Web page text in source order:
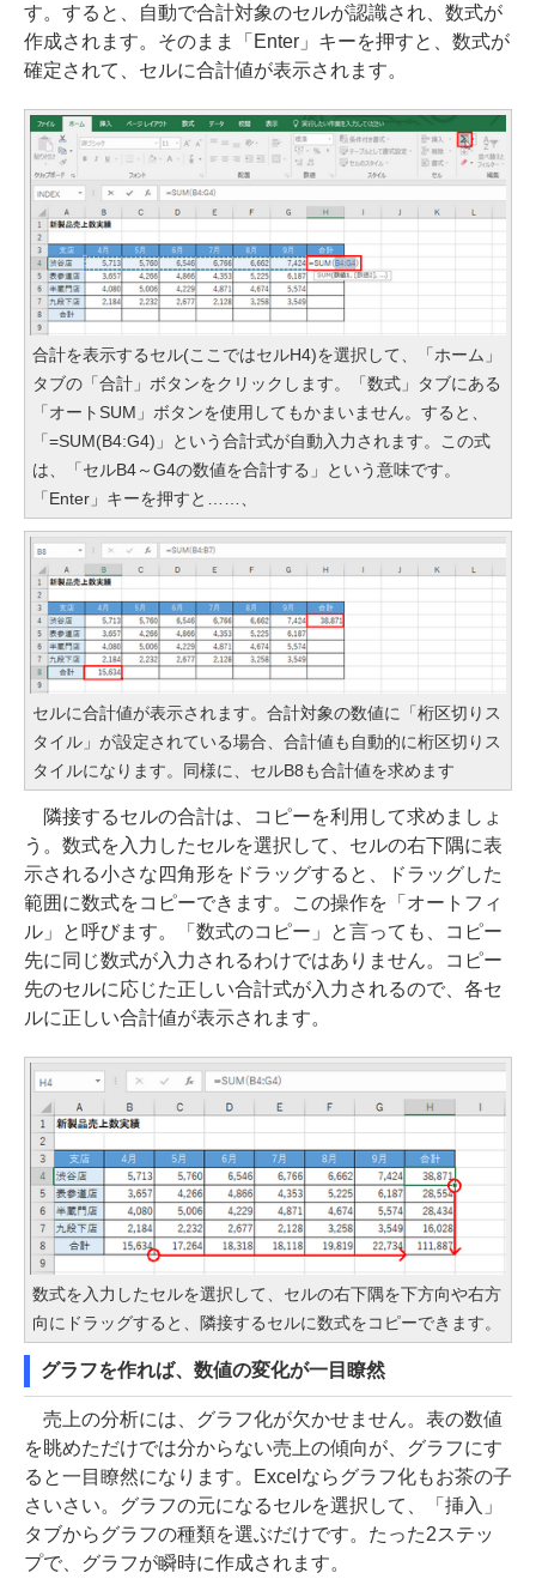
す。すると、自動で合計対象のセルが認識され、数式が
作成されます。そのまま「Enter」キーを押すと、数式が
確定されて、セルに合計値が表示されます。
合計を表示するセル(ここではセルH4)を選択して、「ホーム」
タブの「合計」ボタンをクリックします。「数式」タブにある
「オートSUM」ボタンを使用してもかまいません。すると、
「=SUM(B4:G4)」という合計式が自動入力されます。この式
は、「セルB4～G4の数値を合計する」という意味です。
「Enter」キーを押すと……、
セルに合計値が表示されます。合計対象の数値に「桁区切りス
タイル」が設定されている場合、合計値も自動的に桁区切りス
タイルになります。同様に、セルB8も合計値を求めます
隣接するセルの合計は、コピーを利用して求めましょ
う。数式を入力したセルを選択して、セルの右下隅に表
示される小さな四角形をドラッグすると、ドラッグした
範囲に数式をコピーできます。この操作を「オートフィ
ル」と呼びます。「数式のコピー」と言っても、コピー
先に同じ数式が入力されるわけではありません。コピー
先のセルに応じた正しい合計式が入力されるので、各セ
ルに正しい合計値が表示されます。
数式を入力したセルを選択して、セルの右下隅を下方向や右方
向にドラッグすると、隣接するセルに数式をコピーできます。
グラフを作れば、数値の変化が一目瞭然
売上の分析には、グラフ化が欠かせません。表の数値
を眺めただけでは分からない売上の傾向が、グラフにす
ると一目瞭然になります。Excelならグラフ化もお茶の子
さいさい。グラフの元になるセルを選択して、「挿入」
タブからグラフの種類を選ぶだけです。たった2ステッ
プで、グラフが瞬時に作成されます。